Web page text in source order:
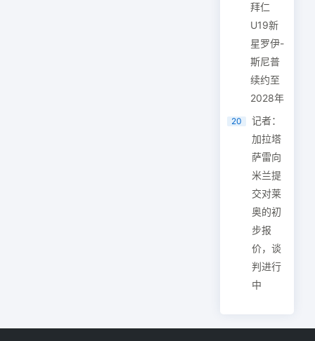
拜仁
U19新
星罗伊-
斯尼普
续约至
2028年
20
记者：
加拉塔
萨雷向
米兰提
交对莱
奥的初
步报
价，谈
判进行
中